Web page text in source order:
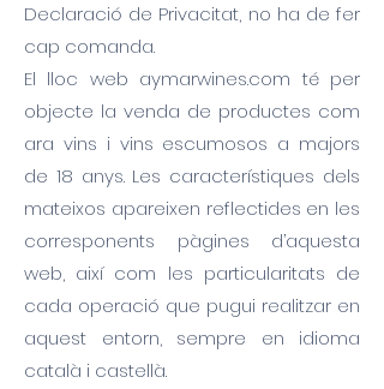
Declaració de Privacitat, no ha de fer
cap comanda.
El lloc web aymarwines.com té per
objecte la venda de productes com
ara vins i vins escumosos a majors
de 18 anys. Les característiques dels
mateixos apareixen reflectides en les
corresponents pàgines d’aquesta
web, així com les particularitats de
cada operació que pugui realitzar en
aquest entorn, sempre en idioma
català i castellà.